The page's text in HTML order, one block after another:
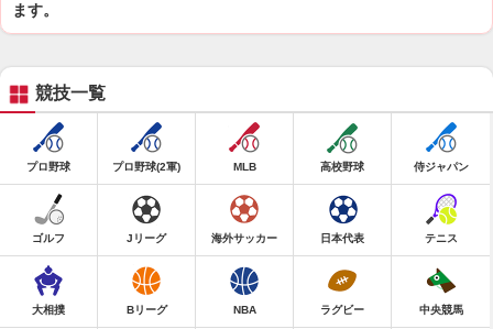
ます。
競技一覧
プロ野球 プロ野球(2軍) MLB 高校野球 侍ジャパン
ゴルフ Jリーグ 海外サッカー 日本代表 テニス
大相撲 Bリーグ NBA ラグビー 中央競馬